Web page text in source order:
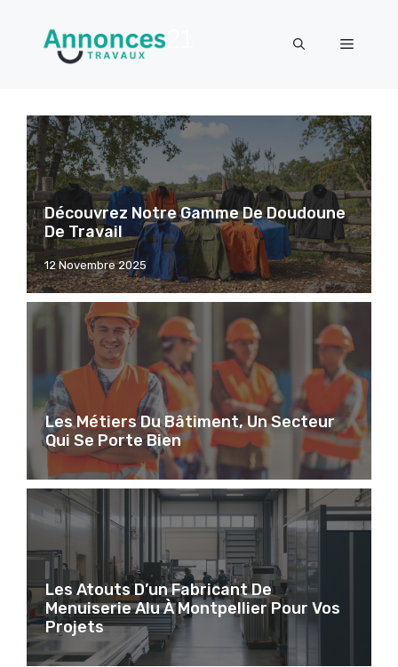
contenu
Menu
Découvrez Notre Gamme De Doudoune
De Travail
12 Novembre 2025
Les Métiers Du Bâtiment, Un Secteur
Qui Se Porte Bien
Les Atouts D’un Fabricant De
Menuiserie Alu À Montpellier Pour Vos
Projets